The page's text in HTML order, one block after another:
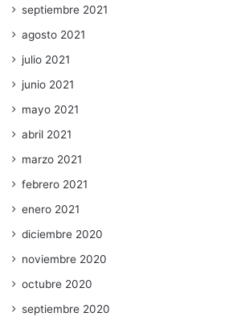
septiembre 2021
agosto 2021
julio 2021
junio 2021
mayo 2021
abril 2021
marzo 2021
febrero 2021
enero 2021
diciembre 2020
noviembre 2020
octubre 2020
septiembre 2020